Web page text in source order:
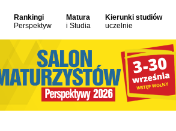
Rankingi
Perspektyw
Matura
i Studia
Kierunki studiów
uczelnie